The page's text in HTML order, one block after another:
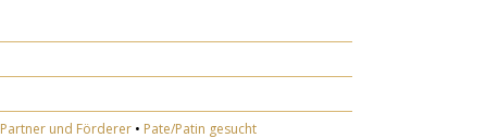
Partner und Förderer • Pate/Patin gesucht